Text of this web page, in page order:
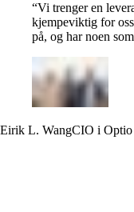
“Vi trenger en
kjempeviktig for
på, og har noen
Eirik L. WangCIO i Optio